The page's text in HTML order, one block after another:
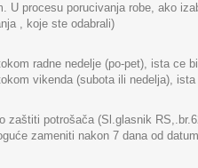
U procesu porucivanja robe, ako
, koje ste odabrali)
radne nedelje (po-pet), ista ce
vikenda (subota ili nedelja),
zaštiti potrošača (Sl.glasnik
zameniti nakon 7 dana od